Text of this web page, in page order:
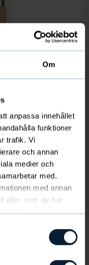
Om
anpassa innehållet
funktioner
trafik. Vi
och annan
medier och
med.
med annan
eller som de har